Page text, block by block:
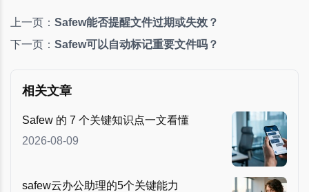
上一页： Safew能否提醒文件过期或失效？
下一页： Safew可以自动标记重要文件吗？
相关文章
Safew 的 7 个关键知识点一文看懂
2026-08-09
safew云办公助理的5个关键能力